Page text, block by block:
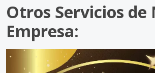
Otros Servicios de
Empresa: